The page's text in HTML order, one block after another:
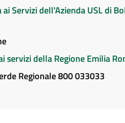
Servizi dell'Azienda USL di
servizi della Regione Emilia
Regionale 800 033033